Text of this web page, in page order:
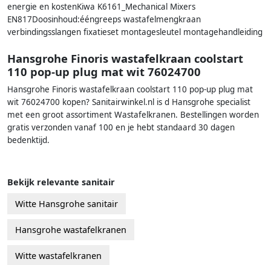
energie en kostenKiwa K6161_Mechanical Mixers
EN817Doosinhoud:ééngreeps wastafelmengkraan
verbindingsslangen fixatieset montagesleutel montagehandleiding
Hansgrohe Finoris wastafelkraan coolstart
110 pop-up plug mat wit 76024700
Hansgrohe Finoris wastafelkraan coolstart 110 pop-up plug mat
wit 76024700 kopen? Sanitairwinkel.nl is d Hansgrohe specialist
met een groot assortiment Wastafelkranen. Bestellingen worden
gratis verzonden vanaf 100 en je hebt standaard 30 dagen
bedenktijd.
Bekijk relevante sanitair
Witte Hansgrohe sanitair
Hansgrohe wastafelkranen
Witte wastafelkranen